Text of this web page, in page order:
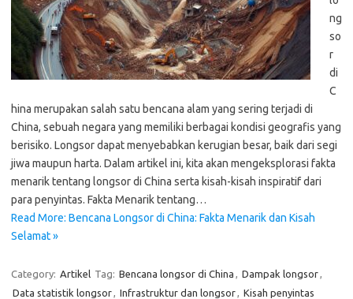
ng
so
r
di
C
hina merupakan salah satu bencana alam yang sering terjadi di
China, sebuah negara yang memiliki berbagai kondisi geografis yang
berisiko. Longsor dapat menyebabkan kerugian besar, baik dari segi
jiwa maupun harta. Dalam artikel ini, kita akan mengeksplorasi fakta
menarik tentang longsor di China serta kisah-kisah inspiratif dari
para penyintas. Fakta Menarik tentang…
Read More: Bencana Longsor di China: Fakta Menarik dan Kisah
Selamat »
Category: Artikel Tag: Bencana longsor di China , Dampak longsor,
Data statistik longsor, Infrastruktur dan longsor, Kisah penyintas